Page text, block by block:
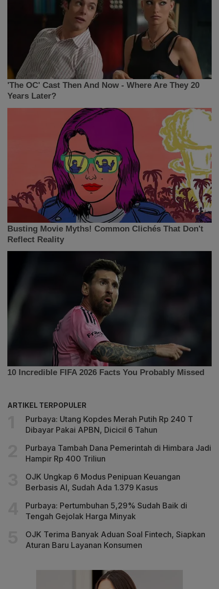
ARTIKEL TERPOPULER
Purbaya: Utang Kopdes Merah Putih Rp 240 T
Dibayar Pakai APBN, Dicicil 6 Tahun
Purbaya Tambah Dana Pemerintah di Himbara Jadi
Hampir Rp 400 Triliun
OJK Ungkap 6 Modus Penipuan Keuangan
Berbasis AI, Sudah Ada 1.379 Kasus
Purbaya: Pertumbuhan 5,29% Sudah Baik di
Tengah Gejolak Harga Minyak
OJK Terima Banyak Aduan Soal Fintech, Siapkan
Aturan Baru Layanan Konsumen